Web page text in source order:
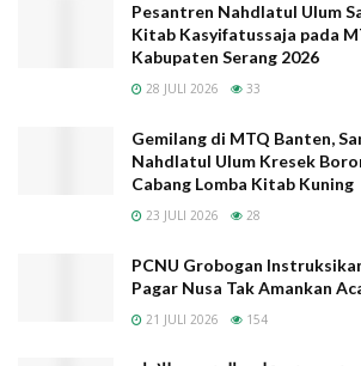
Kresek Borong Juara Pertama Cabang
PCNU Grobogan Instruksikan Ansor,
Tak Amankan Acara Habib
RMI PWNU Banten, menurutnya akan
dan Kemenag untuk suksesnya
bermanfaat bagi ponpes ini.
Pesantren Nahdlatul Ulum
Kitab Kasyifatussaja pada
Kabupaten Serang 2026
28 JULI 2026 33
Gemilang di MTQ Banten,
Nahdlatul Ulum Kresek
Cabang Lomba Kitab Kuning
23 JULI 2026 28
PCNU Grobogan
Pagar Nusa Tak Amankan
21 JULI 2026 154